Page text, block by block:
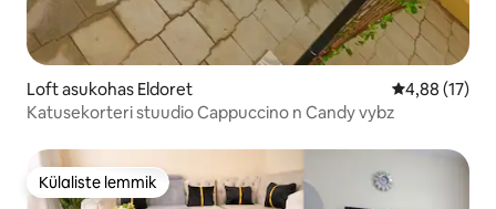
Loft asukohas Eldoret Keskmine
4,88 (17)
Katusekorteri stuudio Cappuccino n Candy vybz
Külaliste lemmik
Külaliste lemmik